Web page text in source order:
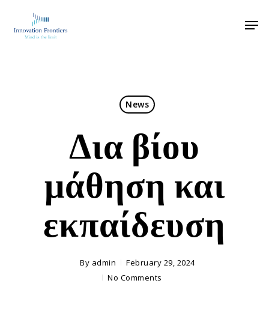
News
Δια βίου
μάθηση και
εκπαίδευση
By admin
February 29, 2024
No Comments